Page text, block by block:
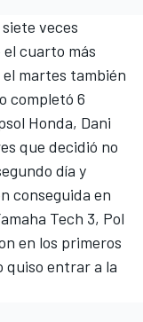
veces
el cuarto más
martes también
completó 6
Honda, Dani
que decidió no
día y
conseguida en
Tech 3, Pol
en los primeros
quiso entrar a la